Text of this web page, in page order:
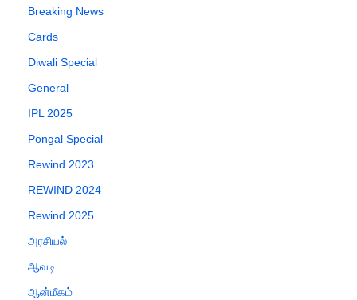
Breaking News
Cards
Diwali Special
General
IPL 2025
Pongal Special
Rewind 2023
REWIND 2024
Rewind 2025
அரசியல்
ஆவடி
ஆன்மீகம்